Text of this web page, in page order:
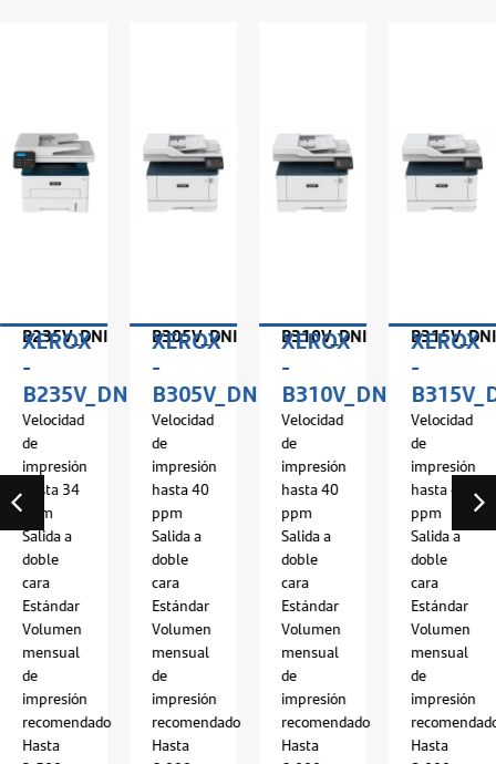
B235V_DNI
XEROX
-
B235V_DNI
Velocidad
de
impresión
hasta 34
ppm
Salida a
doble
cara
Estándar
Volumen
mensual
de
impresión
recomendado
Hasta
B305V_DNI
XEROX
-
B305V_DNI
Velocidad
de
impresión
hasta 40
ppm
Salida a
doble
cara
Estándar
Volumen
mensual
de
impresión
recomendado
Hasta
B310V_DNI
XEROX
-
B310V_DNI
Velocidad
de
impresión
hasta 40
ppm
Salida a
doble
cara
Estándar
Volumen
mensual
de
impresión
recomendado
Hasta
B315V_DNI
XEROX
-
Velocidad
de
impresión
hasta 40
ppm
Salida a
doble
cara
Estándar
Volumen
mensual
de
impresión
Hasta